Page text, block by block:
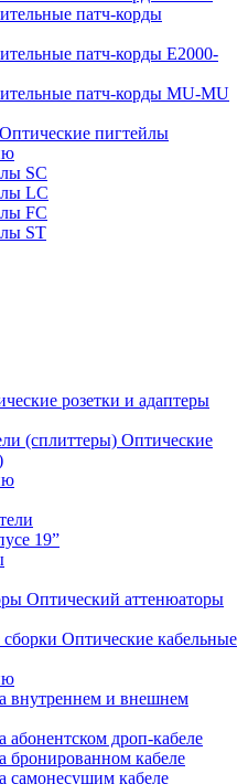
патч-корды
патч-корды E2000-
патч-корды MU-MU
Оптические пигтейлы
SC
LC
FC
ST
розетки и адаптеры
Оптические
19”
Оптический аттенюаторы
Оптические кабельные
внутреннем и внешнем
абонентском дроп-кабеле
бронированном кабеле
самонесущим кабеле